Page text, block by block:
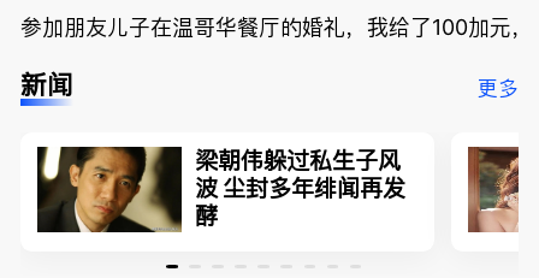
参加朋友儿子在温哥华餐厅的婚礼，我给了100加元，
新闻 更多
梁朝伟躲过私生子风
波 尘封多年绯闻再发
酵